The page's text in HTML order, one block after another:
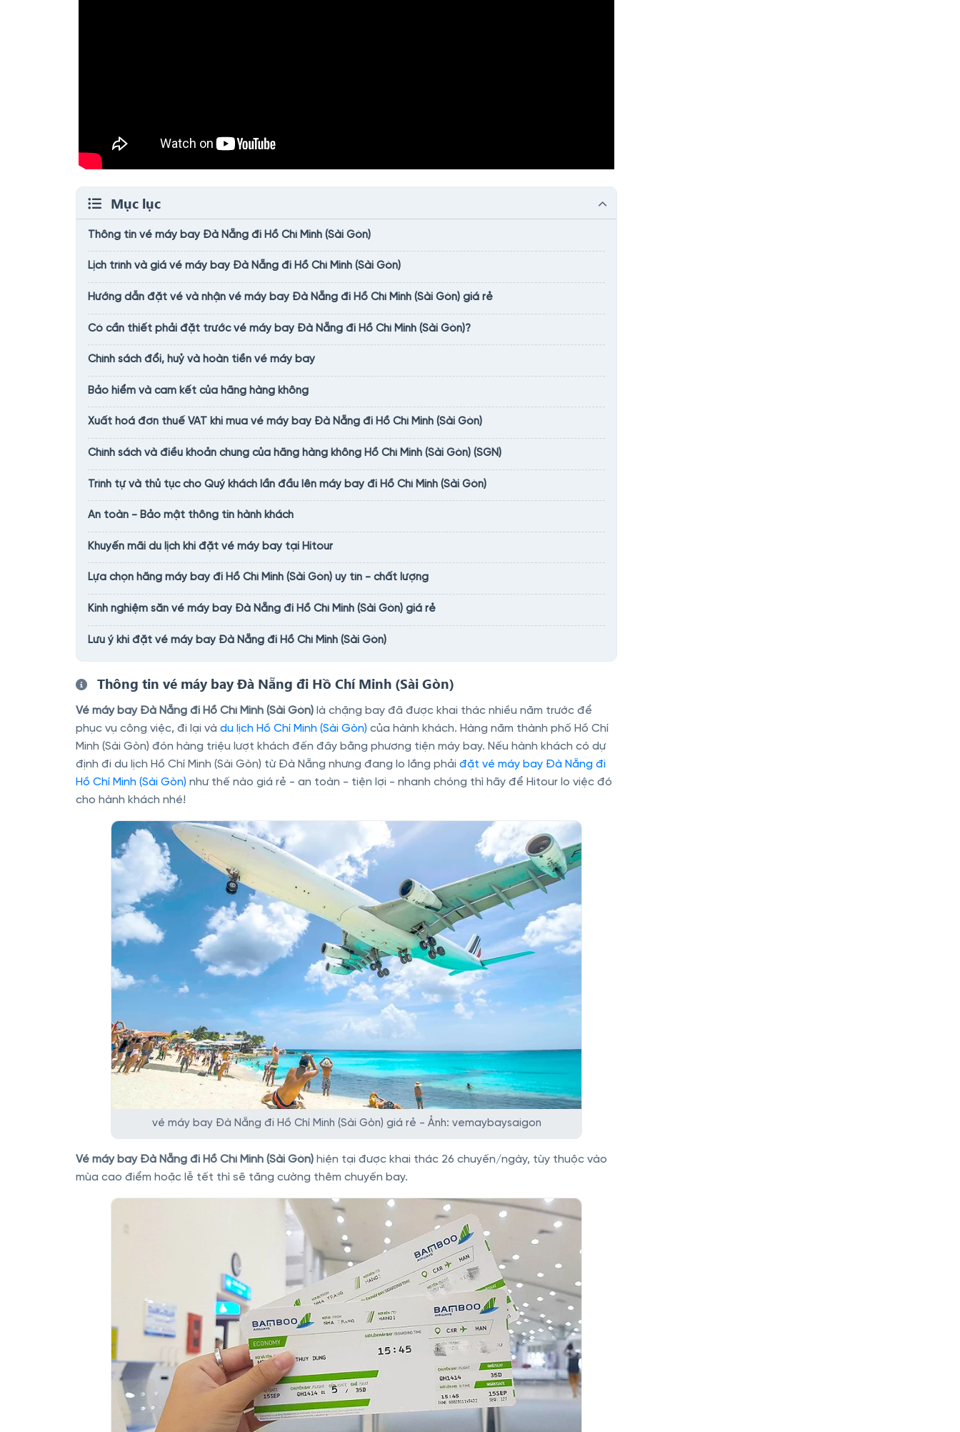
Mục lục
Thông tin vé máy bay Đà Nẵng đi Hồ Chí Minh (Sài Gòn)
Lịch trình và giá vé máy bay Đà Nẵng đi Hồ Chí Minh (Sài Gòn)
Hướng dẫn đặt vé và nhận vé máy bay Đà Nẵng đi Hồ Chí Minh (Sài Gòn) giá rẻ
Có cần thiết phải đặt trước vé máy bay Đà Nẵng đi Hồ Chí Minh (Sài Gòn)?
Chính sách đổi, huỷ và hoàn tiền vé máy bay
Bảo hiểm và cam kết của hãng hàng không
Xuất hoá đơn thuế VAT khi mua vé máy bay Đà Nẵng đi Hồ Chí Minh (Sài Gòn)
Chính sách và điều khoản chung của hãng hàng không Hồ Chí Minh (Sài Gòn) (SGN)
Trình tự và thủ tục cho Quý khách lần đầu lên máy bay đi Hồ Chí Minh (Sài Gòn)
An toàn - Bảo mật thông tin hành khách
Khuyến mãi du lịch khi đặt vé máy bay tại Hitour
Lựa chọn hãng máy bay đi Hồ Chí Minh (Sài Gòn) uy tín - chất lượng
Kinh nghiệm săn vé máy bay Đà Nẵng đi Hồ Chí Minh (Sài Gòn) giá rẻ
Lưu ý khi đặt vé máy bay Đà Nẵng đi Hồ Chí Minh (Sài Gòn)
Thông tin vé máy bay Đà Nẵng đi Hồ Chí Minh (Sài Gòn)
Vé máy bay Đà Nẵng đi Hồ Chí Minh (Sài Gòn) là chặng bay đã được khai thác nhiều năm trước để
phục vụ công việc, đi lại và du lịch Hồ Chí Minh (Sài Gòn) của hành khách. Hàng năm thành phố Hồ Chí
Minh (Sài Gòn) đón hàng triệu lượt khách đến đây bằng phương tiện máy bay. Nếu hành khách có dự
định đi du lịch Hồ Chí Minh (Sài Gòn) từ Đà Nẵng nhưng đang lo lắng phải đặt vé máy bay Đà Nẵng đi
Hồ Chí Minh (Sài Gòn) như thế nào giá rẻ - an toàn - tiện lợi - nhanh chóng thì hãy để Hitour lo việc đó
cho hành khách nhé!
vé máy bay Đà Nẵng đi Hồ Chí Minh (Sài Gòn) giá rẻ - Ảnh: vemaybaysaigon
Vé máy bay Đà Nẵng đi Hồ Chí Minh (Sài Gòn) hiện tại được khai thác 26 chuyến/ngày, tùy thuộc vào
mùa cao điểm hoặc lễ tết thì sẽ tăng cường thêm chuyến bay.